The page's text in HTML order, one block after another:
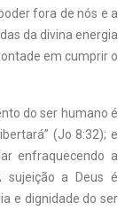
fora de nós e a
da divina energia
em cumprir o
do ser humano é
(Jo 8:32); e
enfraquecendo a
sujeição a Deus é
e dignidade do ser